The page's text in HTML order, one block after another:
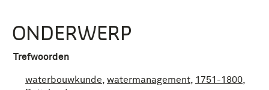
ONDERWERP
Trefwoorden
waterbouwkunde watermanagement 1751-1800